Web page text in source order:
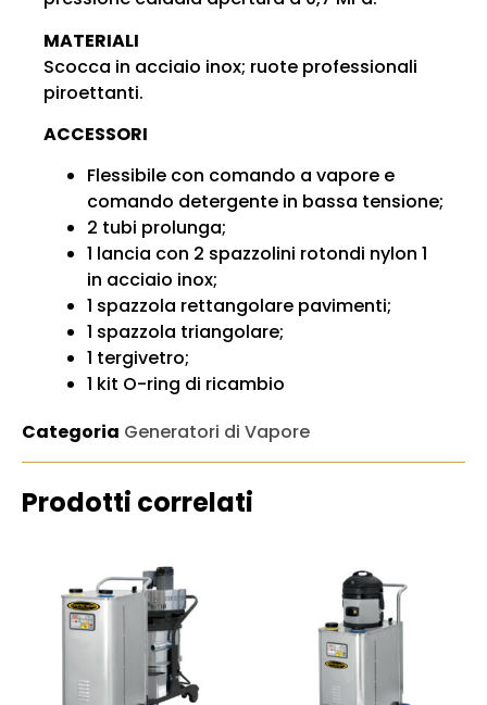
MATERIALI
Scocca in acciaio inox; ruote professionali
piroettanti.
ACCESSORI
Flessibile con comando a vapore e
comando detergente in bassa tensione;
2 tubi prolunga;
1 lancia con 2 spazzolini rotondi nylon 1
in acciaio inox;
1 spazzola rettangolare pavimenti;
1 spazzola triangolare;
1 tergivetro;
1 kit O-ring di ricambio
Categoria Generatori di Vapore
Prodotti correlati